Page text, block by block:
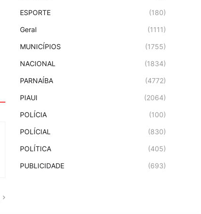
ESPORTE (180)
Geral (1111)
MUNICÍPIOS (1755)
NACIONAL (1834)
PARNAÍBA (4772)
PIAUI (2064)
POLÍCIA (100)
POLÍCIAL (830)
POLÍTICA (405)
PUBLICIDADE (693)